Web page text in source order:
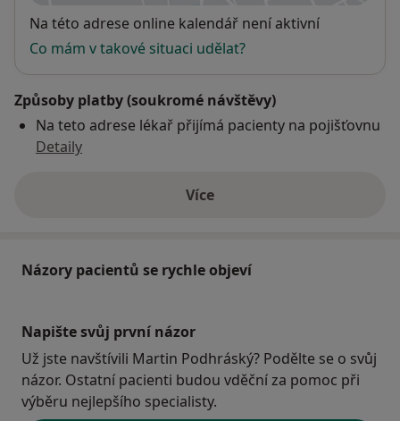
Dostupnost
Na této adrese online kalendář není aktivní
Co mám v takové situaci udělat?
Způsoby platby (soukromé návštěvy)
Na teto adrese lékař přijímá pacienty na pojišťovnu
Detaily
Víceo adrese
Názory pacientů se rychle objeví
Napište svůj první názor
Už jste navštívili Martin Podhráský? Podělte se o svůj
názor. Ostatní pacienti budou vděční za pomoc při
výběru nejlepšího specialisty.